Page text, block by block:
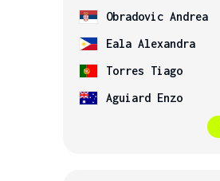
Obradovic Andrea
Eala Alexandra
Torres Tiago
Aguiard Enzo